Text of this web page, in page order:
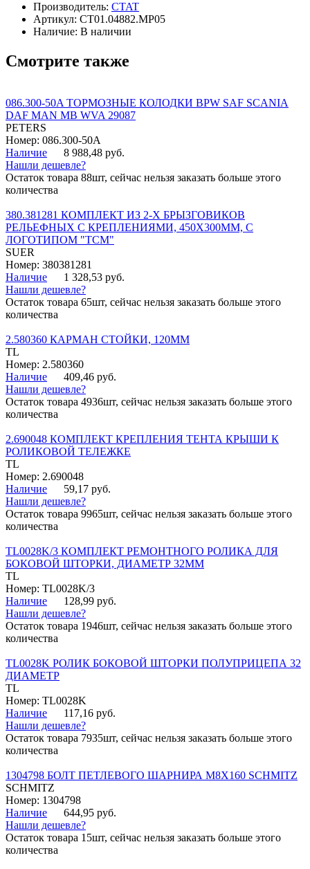
Производитель: CTAT
Артикул: СТ01.04882.MP05
Наличие: В наличии
Смотрите также
086.300-50A ТОРМОЗНЫЕ КОЛОДКИ BPW SAF SCANIA
DAF MAN MB WVA 29087
PETERS
Номер: 086.300-50A
Наличие
8 988,48 руб.
Нашли дешевле?
Остаток товара 88шт, сейчас нельзя заказать больше этого
количества
380.381281 КОМПЛЕКТ ИЗ 2-Х БРЫЗГОВИКОВ
РЕЛЬЕФНЫХ С КРЕПЛЕНИЯМИ, 450Х300ММ, С
ЛОГОТИПОМ "ТСМ"
SUER
Номер: 380381281
Наличие
1 328,53 руб.
Нашли дешевле?
Остаток товара 65шт, сейчас нельзя заказать больше этого
количества
2.580360 КАРМАН СТОЙКИ, 120ММ
TL
Номер: 2.580360
Наличие
409,46 руб.
Нашли дешевле?
Остаток товара 4936шт, сейчас нельзя заказать больше этого
количества
2.690048 КОМПЛЕКТ КРЕПЛЕНИЯ ТЕНТА КРЫШИ К
РОЛИКОВОЙ ТЕЛЕЖКЕ
TL
Номер: 2.690048
Наличие
59,17 руб.
Нашли дешевле?
Остаток товара 9965шт, сейчас нельзя заказать больше этого
количества
TL0028K/3 КОМПЛЕКТ РЕМОНТНОГО РОЛИКА ДЛЯ
БОКОВОЙ ШТОРКИ, ДИАМЕТР 32ММ
TL
Номер: TL0028K/3
Наличие
128,99 руб.
Нашли дешевле?
Остаток товара 1946шт, сейчас нельзя заказать больше этого
количества
TL0028K РОЛИК БОКОВОЙ ШТОРКИ ПОЛУПРИЦЕПА 32
ДИАМЕТР
TL
Номер: TL0028K
Наличие
117,16 руб.
Нашли дешевле?
Остаток товара 7935шт, сейчас нельзя заказать больше этого
количества
1304798 БОЛТ ПЕТЛЕВОГО ШАРНИРА М8Х160 SCHMITZ
SCHMITZ
Номер: 1304798
Наличие
644,95 руб.
Нашли дешевле?
Остаток товара 15шт, сейчас нельзя заказать больше этого
количества